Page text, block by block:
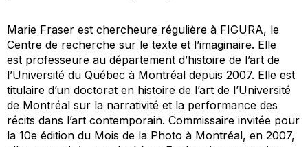
Marie Fraser est chercheure régulière à FIGURA, le
Centre de recherche sur le texte et l’imaginaire. Elle
est professeure au département d’histoire de l’art de
l’Université du Québec à Montréal depuis 2007. Elle est
titulaire d’un doctorat en histoire de l’art de l’Université
de Montréal sur la narrativité et la performance des
récits dans l’art contemporain. Commissaire invitée pour
la 10e édition du Mois de la Photo à Montréal, en 2007,